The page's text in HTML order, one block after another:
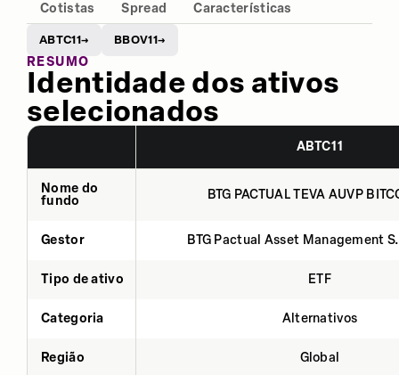
Cotistas
Spread Características
ABTC11→ BBOV11→
RESUMO
Identidade dos ativos
selecionados
ABTC11
Nome do
fundo
BTG PACTUAL TEVA AUVP
Gestor BTG Pactual Asset Management
Tipo de ativo ETF
Categoria Alternativos
Região Global